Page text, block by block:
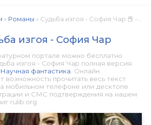
» Романы » Судьба изгоя - София Чар 📕 - Книга онлайн бесплатно
изгоя - София Чар
портале можно бесплатно
изгоя - София Чар полная версия.
Научная фантастика . Онлайн
возможность прочитать весь текст
мобильном телефоне или десктопе
и СМС подтверждения на нашем
rulib.org.